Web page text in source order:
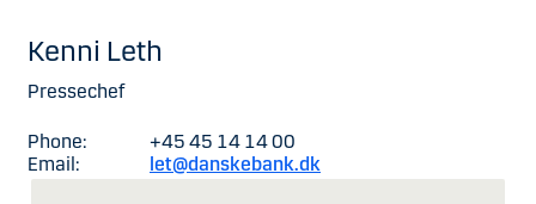
Kenni Leth
Pressechef
Phone:
+45 45 14 14 00
Email:
let@danskebank.dk